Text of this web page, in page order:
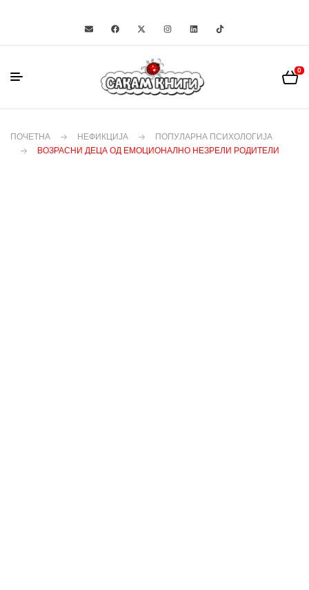
0
ПОЧЕТНА НЕФИКЦИЈА
ПОПУЛАРНА ПСИХОЛОГИЈА
ВОЗРАСНИ ДЕЦА ОД ЕМОЦИОНАЛНО НЕЗРЕЛИ РОДИТЕЛИ